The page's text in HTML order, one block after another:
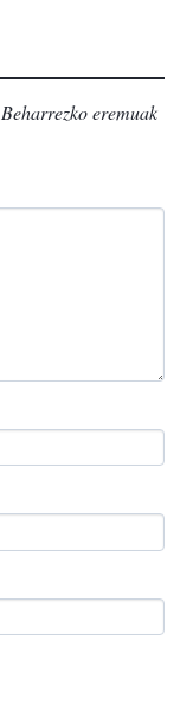
Beharrezko eremuak